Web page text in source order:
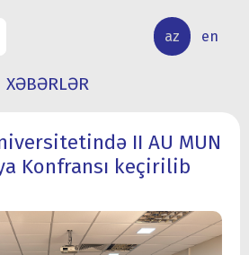
az en
XƏBƏRLƏR
II AU MUN
Konfransı keçirilib